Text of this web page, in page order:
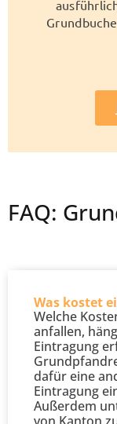
FAQ:
Was kostet
Welche
anfallen,
Eintragung
dafür eine
Eintragung
Außerdem